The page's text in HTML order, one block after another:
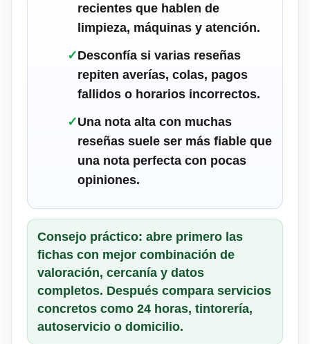
recientes que hablen de
limpieza, máquinas y atención.
✓Desconfía si varias reseñas
repiten averías, colas, pagos
fallidos o horarios incorrectos.
✓Una nota alta con muchas
reseñas suele ser más fiable que
una nota perfecta con pocas
opiniones.
Consejo práctico: abre primero las
fichas con mejor combinación de
valoración, cercanía y datos
completos. Después compara servicios
concretos como 24 horas, tintorería,
autoservicio o domicilio.